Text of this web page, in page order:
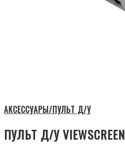
АКСЕССУАРЫ/ПУЛЬТ Д/У
ПУЛЬТ Д/У VIEWSCREEN